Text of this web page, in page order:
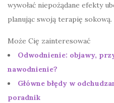
wywołać niepożądane efekty
planując swoją terapię sokową.
Może Cię zainteresować
Odwodnienie: objawy,
nawodnienie?
Główne błędy w
poradnik